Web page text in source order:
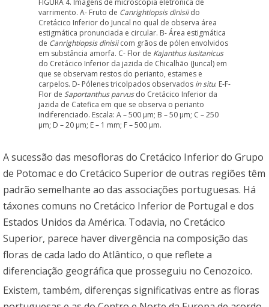
varrimento. A- Fruto de Canrightiopsis dinisiido
Cretácico Inferior do Juncal no qual de observa área
estigmática pronunciada e circular. B- Área estigmática
de Canrightiopsis dinisiicom grãos de pólen envolvidos
em substância amorfa. C- Flor de Kajanthus lusitanicus
do Cretácico Inferior da jazida de Chicalhão (Juncal) em
que se observam restos do perianto, estames e
carpelos. D- Pólenes tricolpados observados in situ. E-F-
Flor de Saportanthus parvusdo Cretácico Inferior da
jazida de Catefica em que se observa o perianto
indiferenciado. Escala: A – 500 µm; B – 50 µm; C – 250
µm; D – 20 µm; E – 1 mm; F – 500 µm.
A sucessão das mesofloras do Cretácico Inferior do Grupo
de Potomac e do Cretácico Superior de outras regiões têm
padrão semelhante ao das associações portuguesas. Há
táxones comuns no Cretácico Inferior de Portugal e dos
Estados Unidos da América. Todavia, no Cretácico
Superior, parece haver divergência na composição das
floras de cada lado do Atlântico, o que reflete a
diferenciação geográfica que prosseguiu no Cenozoico.
Existem, também, diferenças significativas entre as floras